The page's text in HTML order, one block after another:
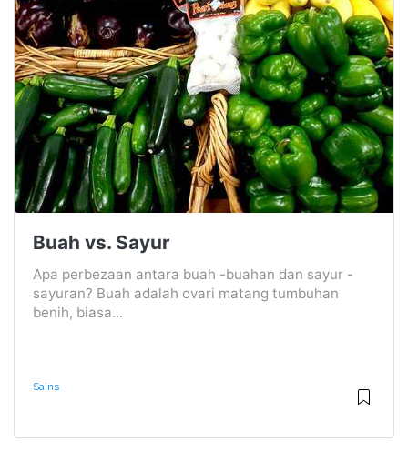
Buah vs. Sayur
Apa perbezaan antara buah -buahan dan sayur -
sayuran? Buah adalah ovari matang tumbuhan
benih, biasa...
Sains